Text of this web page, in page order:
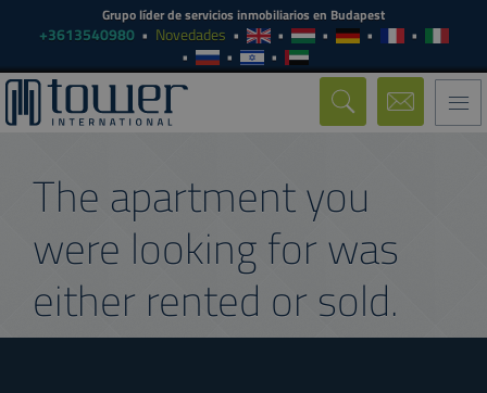
Grupo líder de servicios inmobiliarios en Budapest
+3613540980 Novedades
The apartment you
were looking for was
either rented or sold.